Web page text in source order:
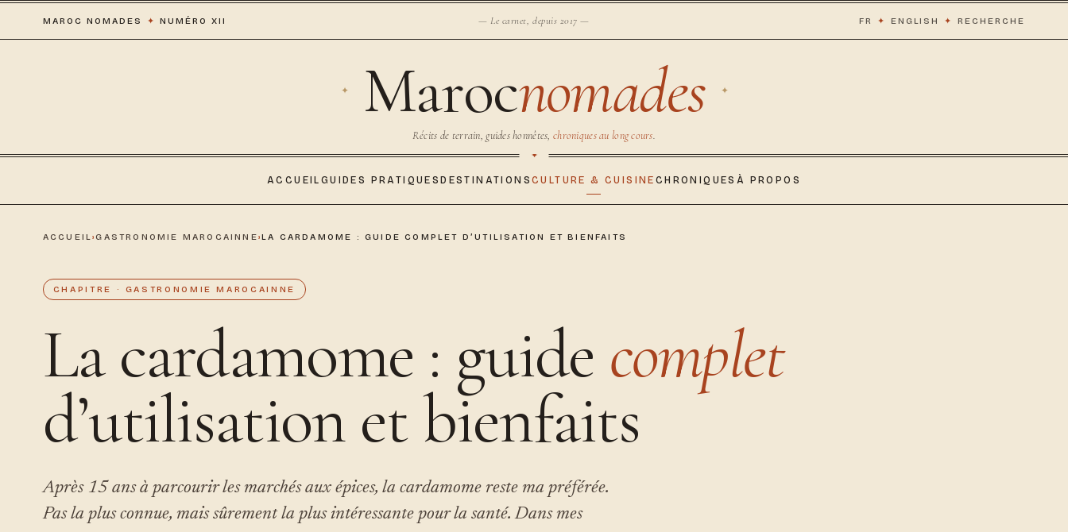
MAROC NOMADES ✦ NUMÉRO XII — Le carnet, depuis 2017 — FR ✦ ENGLISH ✦ RECHERCHE
Marocnomades
Récits de terrain, guides honnêtes,chroniques au long cours.
ACCUEIL GUIDES PRATIQUES DESTINATIONS CULTURE & CUISINE CHRONIQUES À PROPOS
ACCUEIL›GASTRONOMIE MAROCAINNE›LA CARDAMOME : GUIDE COMPLET D’UTILISATION ET BIENFAITS
CHAPITRE · GASTRONOMIE MAROCAINNE
La cardamome : guide complet
d’utilisation et bienfaits
Après 15 ans à parcourir les marchés aux épices, la cardamome reste ma préférée.
Pas la plus connue, mais sûrement la plus intéressante pour la santé. Dans mes